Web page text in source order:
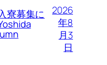
寮募集に
2026
年8
月3
日